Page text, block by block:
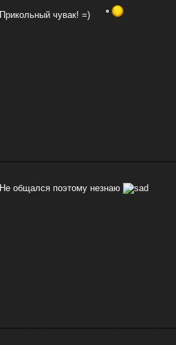
Прикольный чувак! =)
Не общался поэтому незнаю